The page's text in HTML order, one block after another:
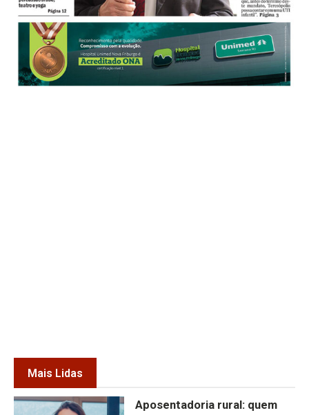
Mais Lidas
Aposentadoria rural: quem